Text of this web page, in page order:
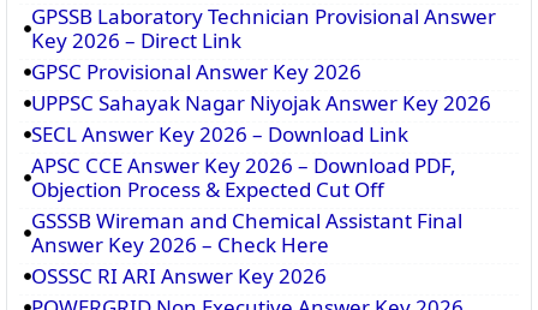
GPSSB Laboratory Technician Provisional Answer
Key 2026 – Direct Link
GPSC Provisional Answer Key 2026
UPPSC Sahayak Nagar Niyojak Answer Key 2026
SECL Answer Key 2026 – Download Link
APSC CCE Answer Key 2026 – Download PDF,
Objection Process & Expected Cut Off
GSSSB Wireman and Chemical Assistant Final
Answer Key 2026 – Check Here
OSSSC RI ARI Answer Key 2026